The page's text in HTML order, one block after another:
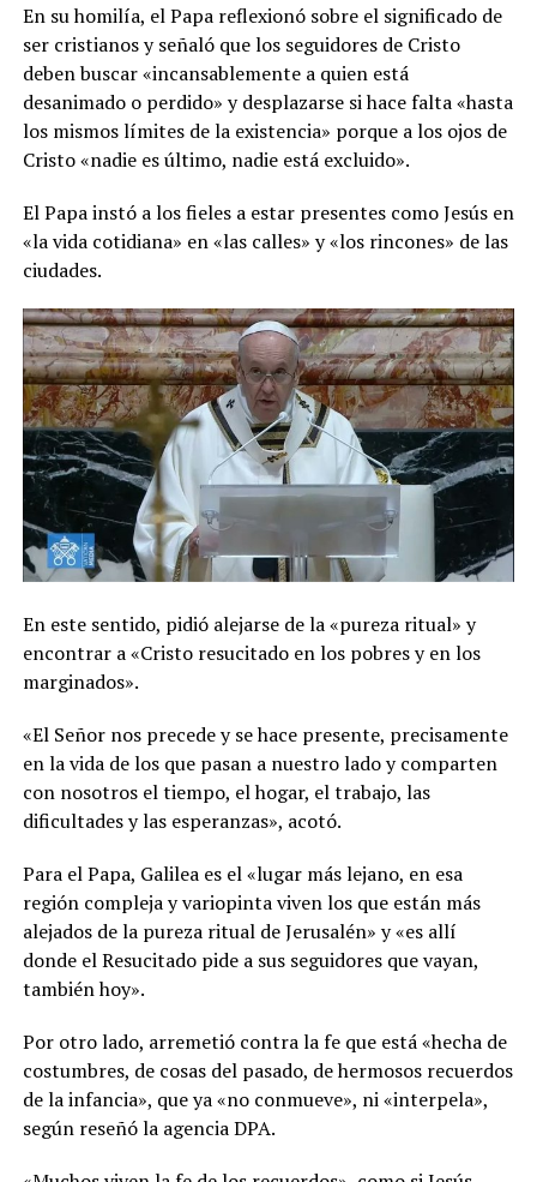
En su homilía, el Papa reflexionó sobre el significado de
ser cristianos y señaló que los seguidores de Cristo
deben buscar «incansablemente a quien está
desanimado o perdido» y desplazarse si hace falta «hasta
los mismos límites de la existencia» porque a los ojos de
Cristo «nadie es último, nadie está excluido».
El Papa instó a los fieles a estar presentes como Jesús en
«la vida cotidiana» en «las calles» y «los rincones» de las
ciudades.
En este sentido, pidió alejarse de la «pureza ritual» y
encontrar a «Cristo resucitado en los pobres y en los
marginados».
«El Señor nos precede y se hace presente, precisamente
en la vida de los que pasan a nuestro lado y comparten
con nosotros el tiempo, el hogar, el trabajo, las
dificultades y las esperanzas», acotó.
Para el Papa, Galilea es el «lugar más lejano, en esa
región compleja y variopinta viven los que están más
alejados de la pureza ritual de Jerusalén» y «es allí
donde el Resucitado pide a sus seguidores que vayan,
también hoy».
Por otro lado, arremetió contra la fe que está «hecha de
costumbres, de cosas del pasado, de hermosos recuerdos
de la infancia», que ya «no conmueve», ni «interpela»,
según reseñó la agencia DPA.